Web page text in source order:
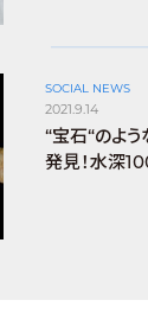
SOCIAL NEWS
2021.9.14
“宝石“のよ
発見！水深